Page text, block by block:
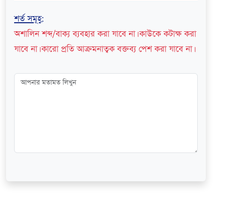
শর্ত সমূহ:
অশালিন শব্দ/বাক্য ব্যবহার করা যাবে না। কাউকে কটাক্ষ করা
যাবে না। কারো প্রতি আক্রমনাত্বক বক্তব্য পেশ করা যাবে না।